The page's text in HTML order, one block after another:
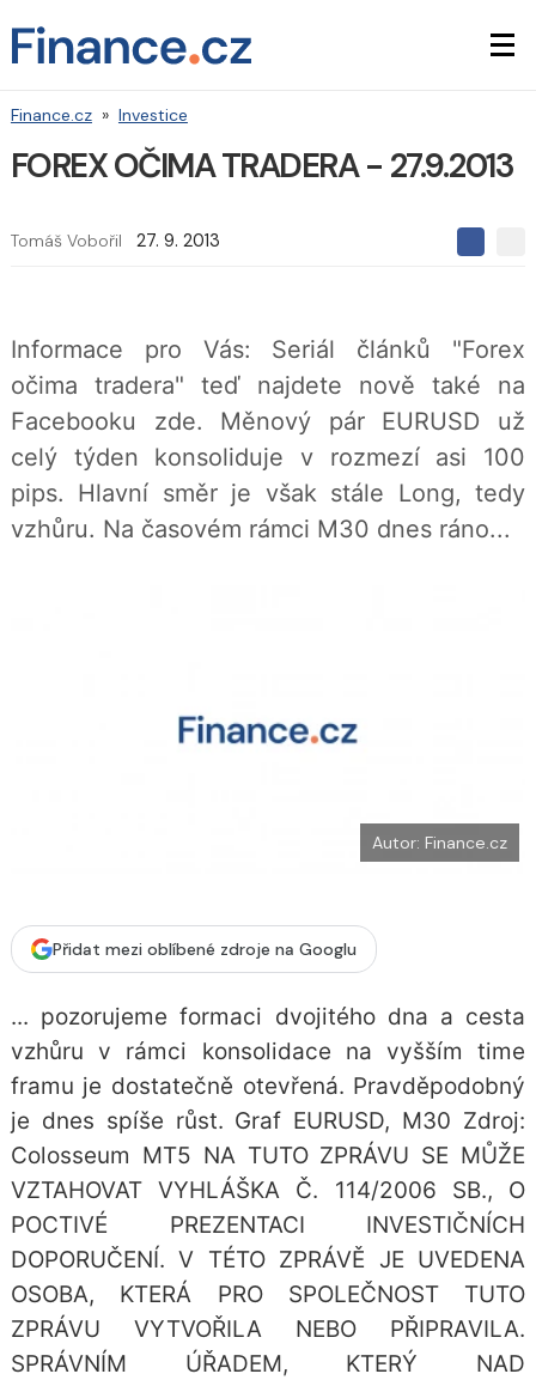
Finance.cz » Investice
FOREX OČIMA TRADERA - 27.9.2013
Tomáš Vobořil 27. 9. 2013
S
l
e
t
S
j
e
n
a
e
o
j
e
a
í
i
Informace pro Vás: Seriál článků "Forex
očima tradera" teď najdete nově také na
Facebooku zde. Měnový pár EURUSD už
celý týden konsoliduje v rozmezí asi 100
pips. Hlavní směr je však stále Long, tedy
vzhůru. Na časovém rámci M30 dnes ráno...
Autor: Finance.cz
Přidat mezi oblíbené zdroje na Googlu
... pozorujeme formaci dvojitého dna a cesta
vzhůru v rámci konsolidace na vyšším time
framu je dostatečně otevřená. Pravděpodobný
je dnes spíše růst. Graf EURUSD, M30 Zdroj:
Colosseum MT5 NA TUTO ZPRÁVU SE MŮŽE
VZTAHOVAT VYHLÁŠKA Č. 114/2006 SB., O
POCTIVÉ PREZENTACI INVESTIČNÍCH
DOPORUČENÍ. V TÉTO ZPRÁVĚ JE UVEDENA
OSOBA, KTERÁ PRO SPOLEČNOST TUTO
ZPRÁVU VYTVOŘILA NEBO PŘIPRAVILA.
SPRÁVNÍM ÚŘADEM, KTERÝ NAD